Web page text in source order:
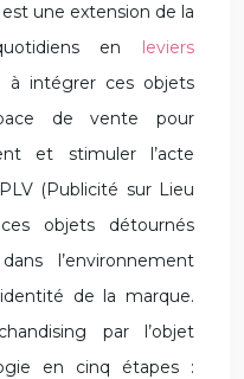
une extension de la
en leviers
à intégrer ces objets
de vente pour
et stimuler l’acte
(Publicité sur Lieu
objets détournés
l’environnement
de la marque.
par l’objet
en cinq étapes :